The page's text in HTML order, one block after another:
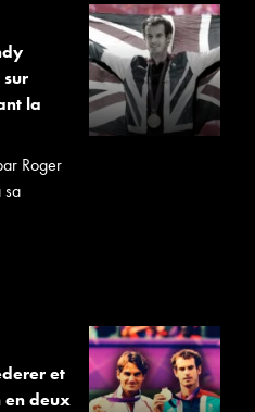
la
Roger
sa
et
en deux